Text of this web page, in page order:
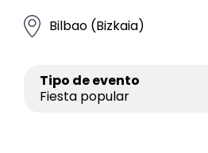
Bilbao (Bizkaia)
Tipo de evento
Fiesta popular